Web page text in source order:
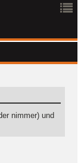
nimmer) und